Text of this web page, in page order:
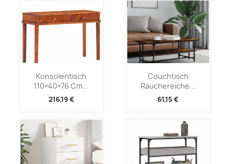
Konsolentisch
110×40×76 Cm...
216,19 €
Couchtisch
Räuchereiche...
61,15 €